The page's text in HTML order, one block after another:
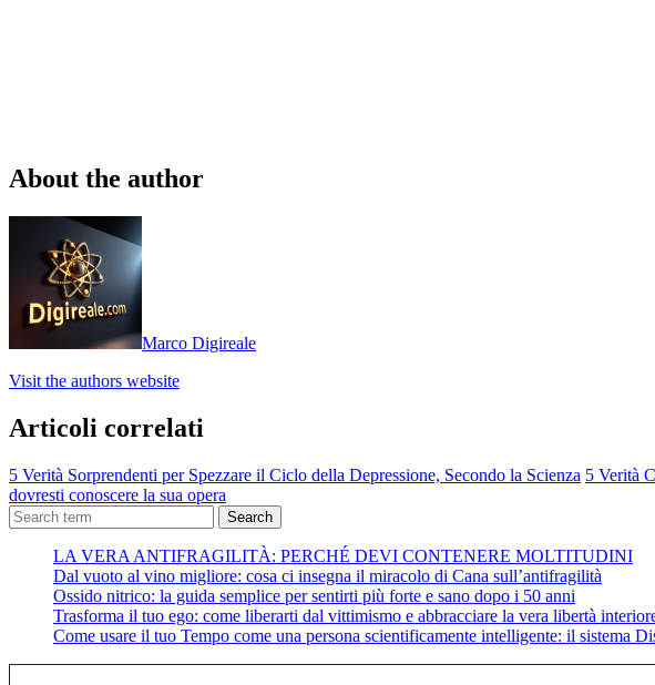
About the author
Marco Digireale
Visit the authors website
Articoli correlati
5 Verità Sorprendenti per Spezzare il Ciclo della Depressione, Secondo la Scienza 5 Verità
dovresti conoscere la sua opera
Search
LA VERA ANTIFRAGILITÀ: PERCHÉ DEVI CONTENERE MOLTITUDINI
Dal vuoto al vino migliore: cosa ci insegna il miracolo di Cana sull’antifragilità
Ossido nitrico: la guida semplice per sentirti più forte e sano dopo i 50 anni
Trasforma il tuo ego: come liberarti dal vittimismo e abbracciare la vera libertà
Come usare il tuo Tempo come una persona scientificamente intelligente: il sistema
Digita la tua e-mail...